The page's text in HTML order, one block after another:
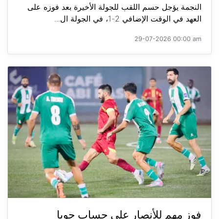
النجمة يؤجل حسم اللقب للجولة الأخيرة بعد فوزه على
العهد في الوقت الإضافي 2-1، في الجولة ال...
29-07-2026 00:00 am
فوز مهم للأنصار على حساب جويا